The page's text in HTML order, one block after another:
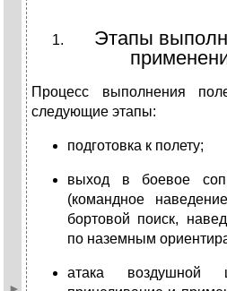
Этапы
Процесс выполнения
следующие этапы:
подготовка к полету;
выход в боевое
(командное
бортовой поиск,
по наземным
атака воздушной